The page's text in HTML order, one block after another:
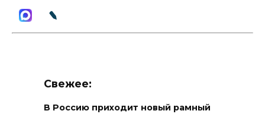
Свежее:
В Россию приходит новый рамный